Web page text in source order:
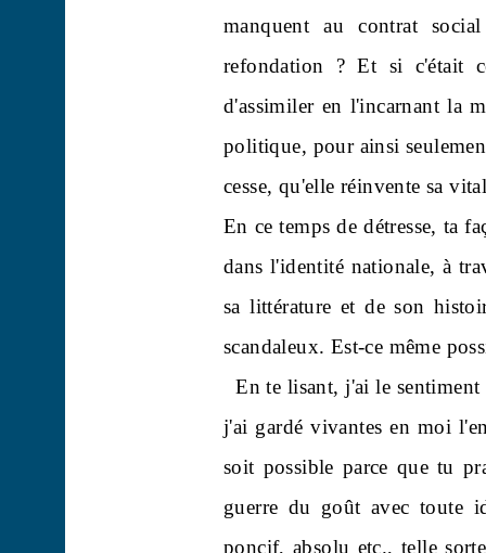
manquent au contrat
refondation ? Et si c'était
d'assimiler en l'incarnant la
politique, pour ainsi
cesse, qu'elle réinvente sa
En ce temps de détresse, ta
dans l'identité nationale, à
sa littérature et de son
scandaleux. Est-ce même
En te lisant, j'ai le
j'ai gardé vivantes en moi
soit possible parce que tu
guerre du goût avec toute
poncif, absolu etc., telle